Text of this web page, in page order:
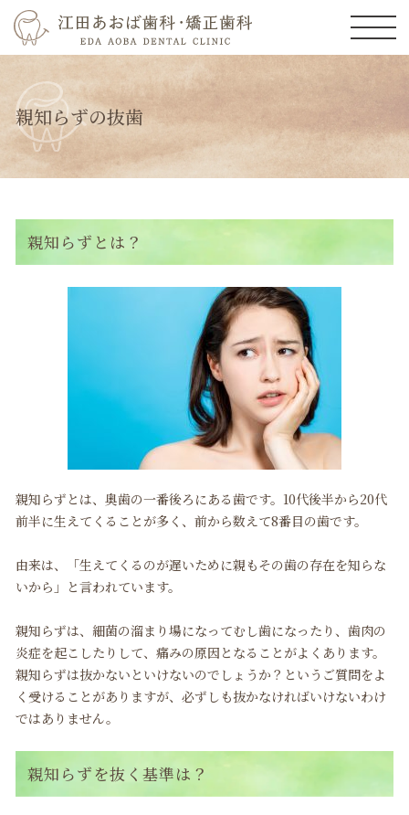
親知らずの抜歯
親知らずとは？
親知らずとは、奥歯の一番後ろにある歯です。10代後半から20代
前半に生えてくることが多く、前から数えて8番目の歯です。
由来は、「生えてくるのが遅いために親もその歯の存在を知らな
いから」と言われています。
親知らずは、細菌の溜まり場になってむし歯になったり、歯肉の
炎症を起こしたりして、痛みの原因となることがよくあります。
親知らずは抜かないといけないのでしょうか？というご質問をよ
く受けることがありますが、必ずしも抜かなければいけないわけ
ではありません。
親知らずを抜く基準は？